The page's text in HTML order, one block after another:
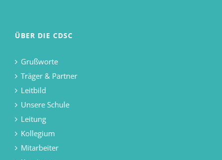
ÜBER DIE CDSC
Grußworte
Träger & Partner
Leitbild
Unsere Schule
Leitung
Kollegium
Mitarbeiter